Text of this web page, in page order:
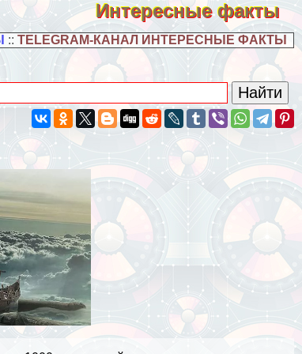
Интересные факты
:: TELEGRAM-КАНАЛ ИНТЕРЕСНЫЕ ФАКТЫ